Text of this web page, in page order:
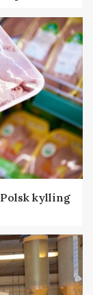
kylling